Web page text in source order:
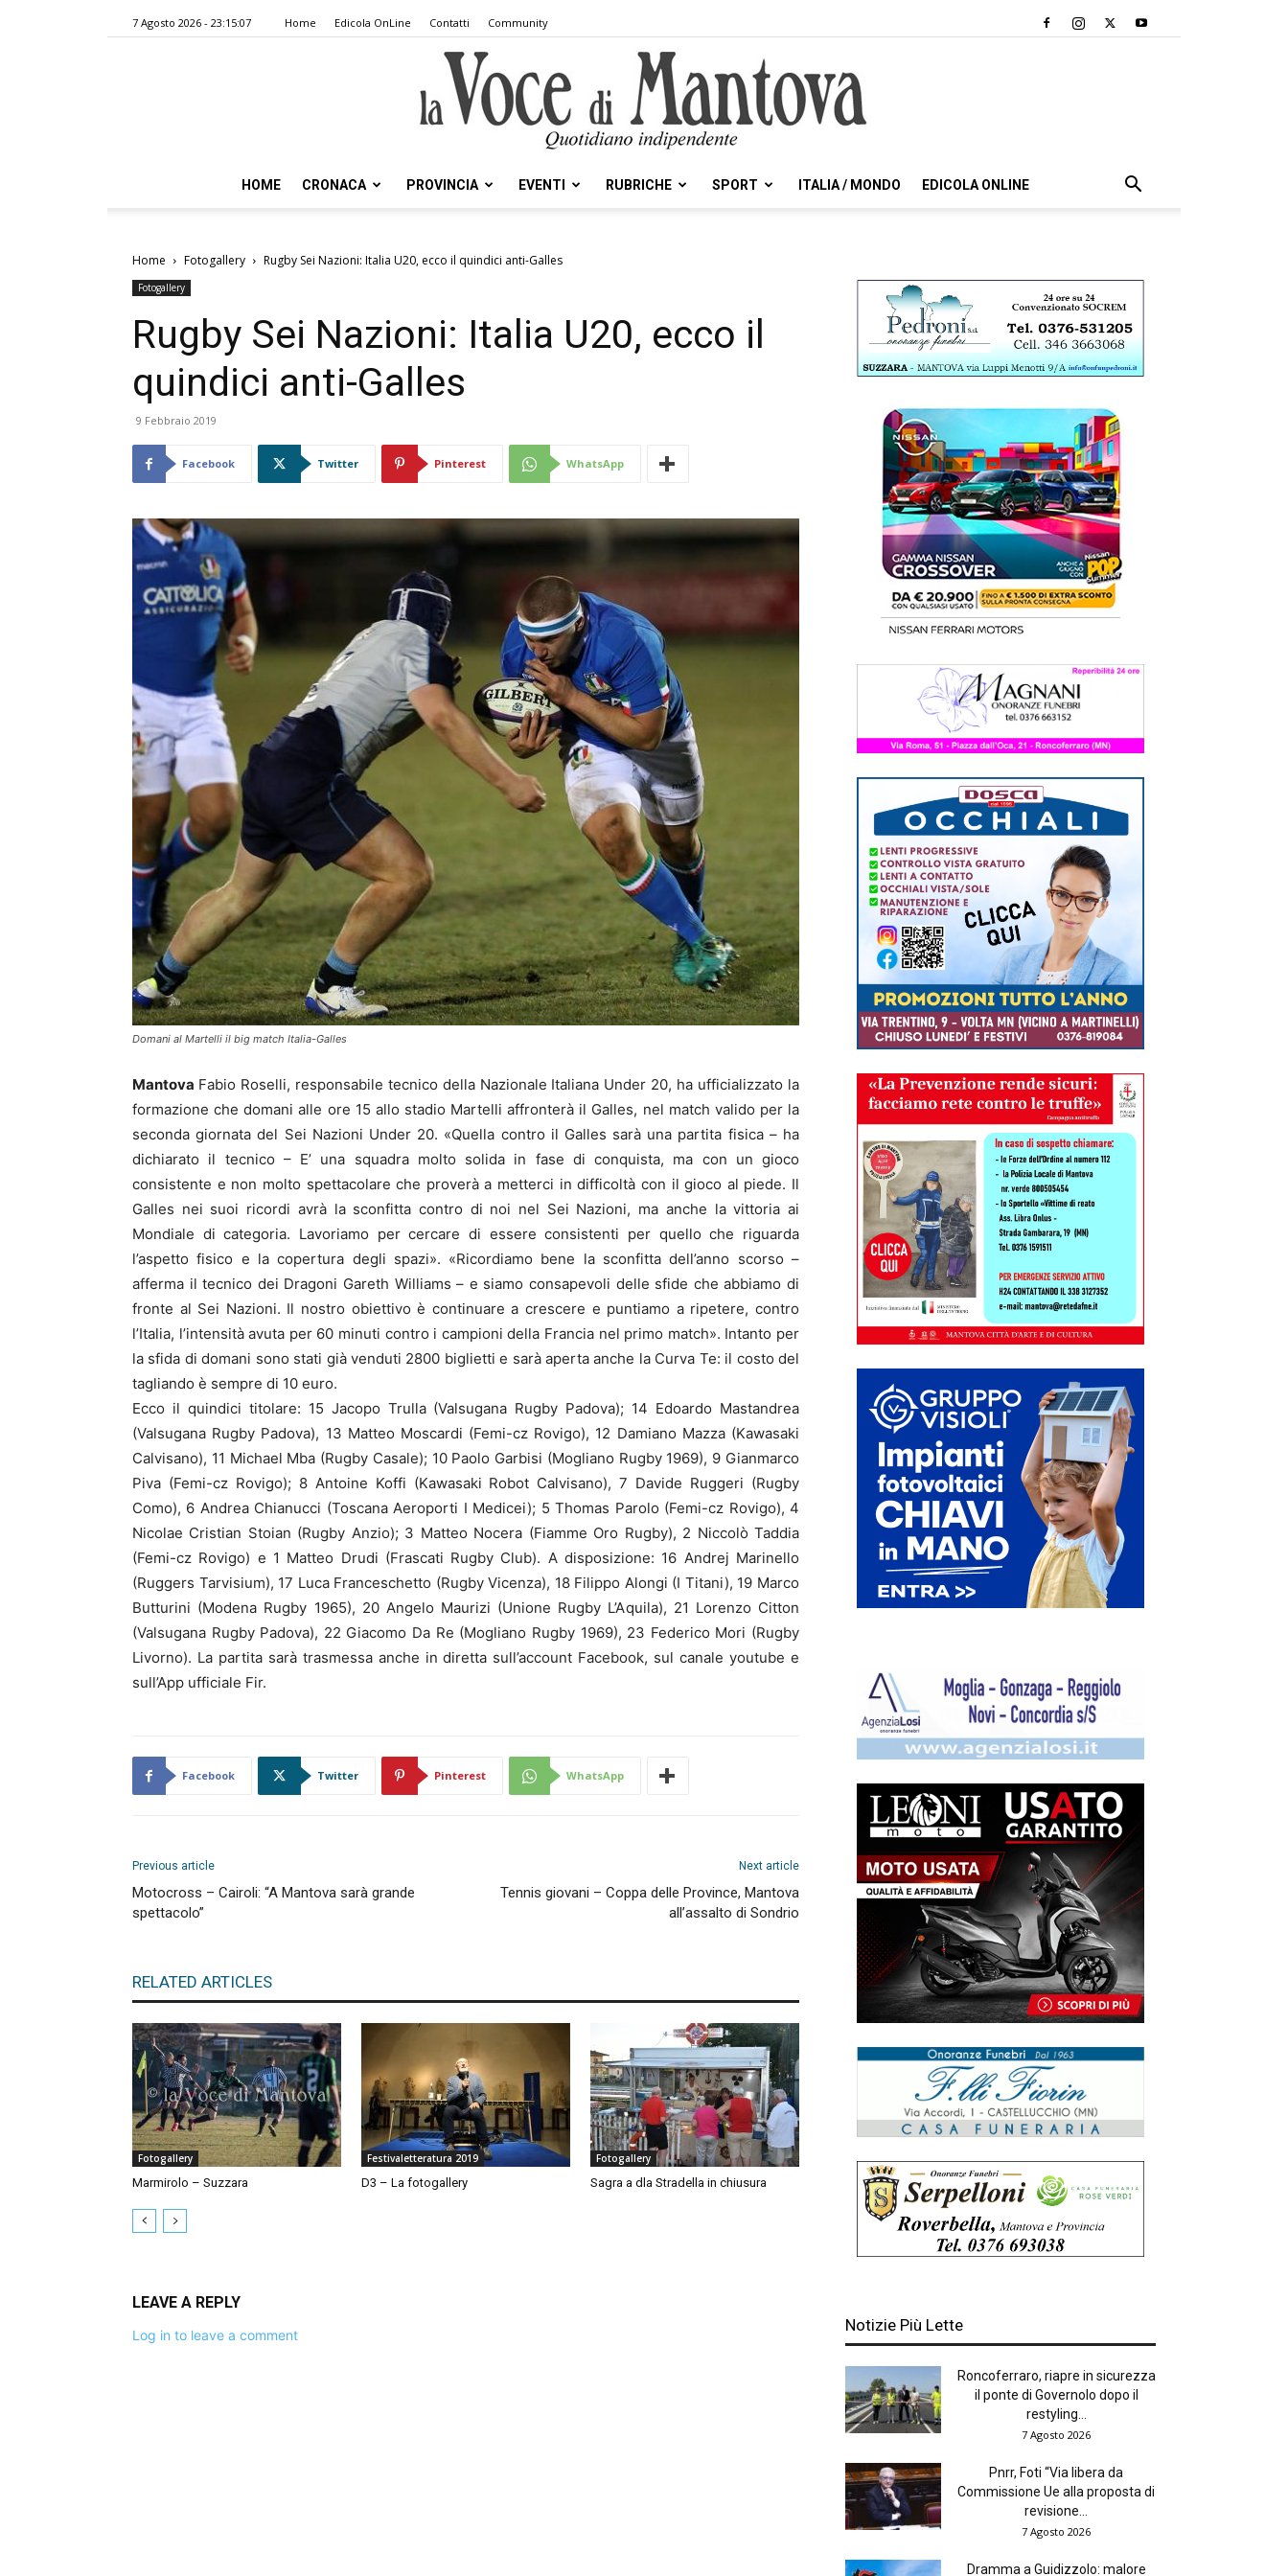
7 Agosto 2026 - 23:15:07 Home Edicola OnLine Contatti Community
Voce
HOME CRONACA PROVINCIA EVENTI RUBRICHE SPORT ITALIA / MONDO EDICOLA ONLINE
Home Fotogallery Rugby Sei Nazioni: Italia U20, ecco il quindici anti-Galles
Fotogallery
Rugby Sei Nazioni: Italia U20, ecco il
quindici anti-Galles
9 Febbraio 2019
Facebook Twitter Pinterest WhatsApp
Domani al Martelli il big match Italia-Galles
Mantova Fabio Roselli, responsabile tecnico della Nazionale Italiana Under 20, ha ufficializzato la
formazione che domani alle ore 15 allo stadio Martelli affronterà il Galles, nel match valido per la
seconda giornata del Sei Nazioni Under 20. «Quella contro il Galles sarà una partita fisica – ha
dichiarato il tecnico – E’ una squadra molto solida in fase di conquista, ma con un gioco
consistente e non molto spettacolare che proverà a metterci in difficoltà con il gioco al piede. Il
Galles nei suoi ricordi avrà la sconfitta contro di noi nel Sei Nazioni, ma anche la vittoria ai
Mondiale di categoria. Lavoriamo per cercare di essere consistenti per quello che riguarda
l’aspetto fisico e la copertura degli spazi». «Ricordiamo bene la sconfitta dell’anno scorso –
afferma il tecnico dei Dragoni Gareth Williams – e siamo consapevoli delle sfide che abbiamo di
fronte al Sei Nazioni. Il nostro obiettivo è continuare a crescere e puntiamo a ripetere, contro
l’Italia, l’intensità avuta per 60 minuti contro i campioni della Francia nel primo match». Intanto per
la sfida di domani sono stati già venduti 2800 biglietti e sarà aperta anche la Curva Te: il costo del
tagliando è sempre di 10 euro.
Ecco il quindici titolare: 15 Jacopo Trulla (Valsugana Rugby Padova); 14 Edoardo Mastandrea
(Valsugana Rugby Padova), 13 Matteo Moscardi (Femi-cz Rovigo), 12 Damiano Mazza (Kawasaki
Calvisano), 11 Michael Mba (Rugby Casale); 10 Paolo Garbisi (Mogliano Rugby 1969), 9 Gianmarco
Piva (Femi-cz Rovigo); 8 Antoine Koffi (Kawasaki Robot Calvisano), 7 Davide Ruggeri (Rugby
Como), 6 Andrea Chianucci (Toscana Aeroporti I Medicei); 5 Thomas Parolo (Femi-cz Rovigo), 4
Nicolae Cristian Stoian (Rugby Anzio); 3 Matteo Nocera (Fiamme Oro Rugby), 2 Niccolò Taddia
(Femi-cz Rovigo) e 1 Matteo Drudi (Frascati Rugby Club). A disposizione: 16 Andrej Marinello
(Ruggers Tarvisium), 17 Luca Franceschetto (Rugby Vicenza), 18 Filippo Alongi (I Titani), 19 Marco
Butturini (Modena Rugby 1965), 20 Angelo Maurizi (Unione Rugby L’Aquila), 21 Lorenzo Citton
(Valsugana Rugby Padova), 22 Giacomo Da Re (Mogliano Rugby 1969), 23 Federico Mori (Rugby
Livorno). La partita sarà trasmessa anche in diretta sull’account Facebook, sul canale youtube e
sull’App ufficiale Fir.
Facebook Twitter Pinterest WhatsApp
Previous article
Motocross – Cairoli: “A Mantova sarà grande
spettacolo”
Next article
Tennis giovani – Coppa delle Province, Mantova
all’assalto di Sondrio
RELATED ARTICLES
Fotogallery
Marmirolo – Suzzara
Festivaletteratura 2019
D3 – La fotogallery
Fotogallery
Sagra a dla Stradella in chiusura
LEAVE A REPLY
Log in to leave a comment
Notizie Più Lette
Roncoferraro, riapre in sicurezza
il ponte di Governolo dopo il
restyling...
7 Agosto 2026
Pnrr, Foti “Via libera da
Commissione Ue alla proposta di
revisione...
7 Agosto 2026
Dramma a Guidizzolo: malore